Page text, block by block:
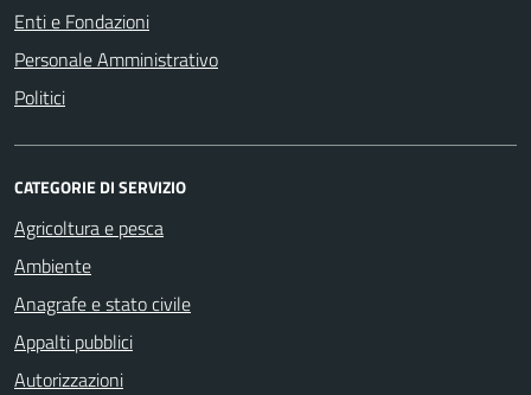
Enti e Fondazioni
Personale Amministrativo
Politici
CATEGORIE DI SERVIZIO
Agricoltura e pesca
Ambiente
Anagrafe e stato civile
Appalti pubblici
Autorizzazioni